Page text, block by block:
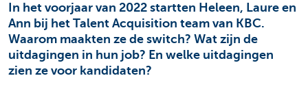
Particulieren
In het voorjaar van 2022 startten Heleen, Laure en
Ann bij het Talent Acquisition team van KBC.
Waarom maakten ze de switch? Wat zijn de
uitdagingen in hun job? En welke uitdagingen
zien ze voor kandidaten?